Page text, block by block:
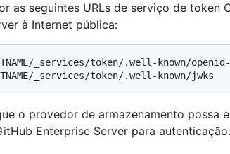
as seguintes URLs de serviço de token
à Internet pública:
_services/token/.well-known/
o provedor de armazenamento possa
Enterprise Server para autenticação.